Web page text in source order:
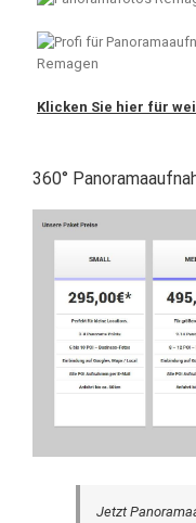
Klicken Sie hier für
360°
Jetzt